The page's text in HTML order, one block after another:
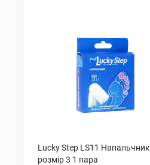
Lucky Step LS11 Напальчник
розмір 3 1 пара